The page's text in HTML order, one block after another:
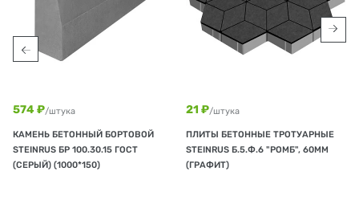
574 ₽/штука
КАМЕНЬ БЕТОННЫЙ БОРТОВОЙ
STEINRUS БР 100.30.15 ГОСТ
(СЕРЫЙ) (1000*150)
21 ₽/штука
ПЛИТЫ БЕТОННЫЕ ТРОТУАРНЫЕ
STEINRUS Б.5.Ф.6 "РОМБ", 60ММ
(ГРАФИТ)